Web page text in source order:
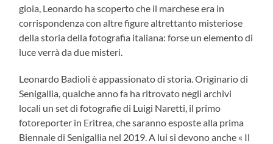
gioia, Leonardo ha scoperto che il marchese era in
corrispondenza con altre figure altrettanto misteriose
della storia della fotografia italiana: forse un elemento di
luce verrà da due misteri.
Leonardo Badioli è appassionato di storia. Originario di
Senigallia, qualche anno fa ha ritrovato negli archivi
locali un set di fotografie di Luigi Naretti, il primo
fotoreporter in Eritrea, che saranno esposte alla prima
Biennale di Senigallia nel 2019. A lui si devono anche « Il